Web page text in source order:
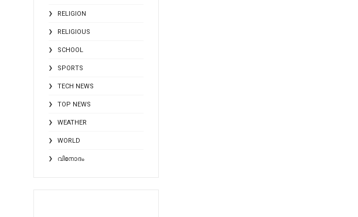
RELIGION
RELIGIOUS
SCHOOL
SPORTS
TECH NEWS
TOP NEWS
WEATHER
WORLD
വിനോദം